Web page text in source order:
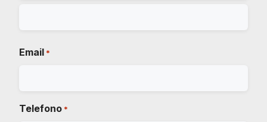
Email *
Telefono *